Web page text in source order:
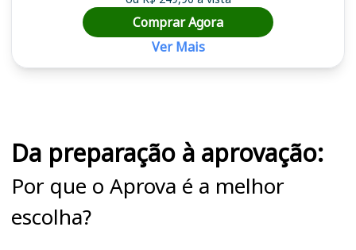
Comprar Agora
Ver Mais
Da preparação à aprovação:
Por que o Aprova é a melhor
escolha?